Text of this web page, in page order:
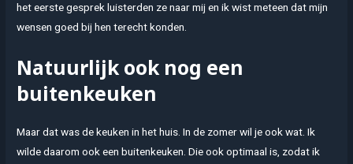
het eerste gesprek luisterden ze naar mij en ik wist meteen dat mijn
wensen goed bij hen terecht konden.
Natuurlijk ook nog een
buitenkeuken
Maar dat was de keuken in het huis. In de zomer wil je ook wat. Ik
wilde daarom ook een buitenkeuken. Die ook optimaal is, zodat ik